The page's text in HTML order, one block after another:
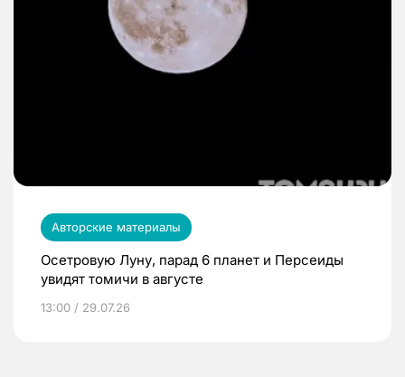
Авторские материалы
Осетровую Луну, парад 6 планет и Персеиды
увидят томичи в августе
13:00 / 29.07.26